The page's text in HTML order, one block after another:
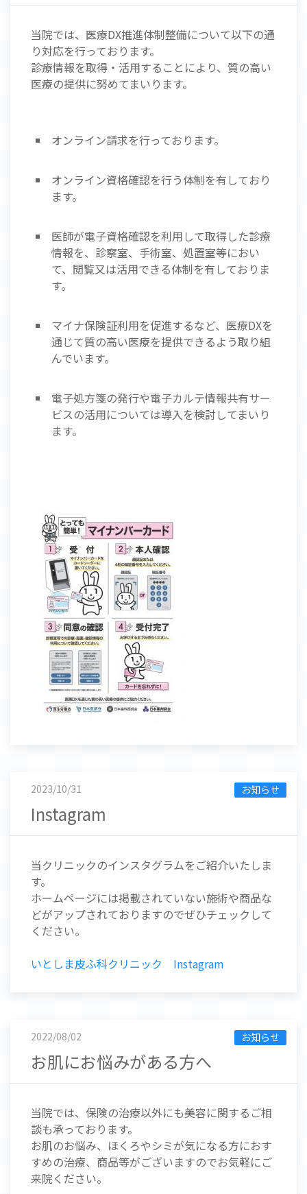
当院では、医療DX推進体制整備について以下の通
り対応を行っております。
診療情報を取得・活用することにより、質の高い
医療の提供に努めてまいります。
オンライン請求を行っております。
オンライン資格確認を行う体制を有しており
ます。
医師が電子資格確認を利用して取得した診療
情報を、診察室、手術室、処置室等におい
て、閲覧又は活用できる体制を有しておりま
す。
マイナ保険証利用を促進するなど、医療DXを
通じて質の高い医療を提供できるよう取り組
んでいます。
電子処方箋の発行や電子カルテ情報共有サー
ビスの活用については導入を検討してまいり
ます。
お知らせ
2023/10/31
Instagram
当クリニックのインスタグラムをご紹介いたしま
す。
ホームページには掲載されていない施術や商品な
どがアップされておりますのでぜひチェックして
ください。
いとしま皮ふ科クリニック Instagram
お知らせ
2022/08/02
お肌にお悩みがある方へ
当院では、保険の治療以外にも美容に関するご相
談も承っております。
お肌のお悩み、ほくろやシミが気になる方におす
すめの治療、商品等がございますのでお気軽にご
来院ください。